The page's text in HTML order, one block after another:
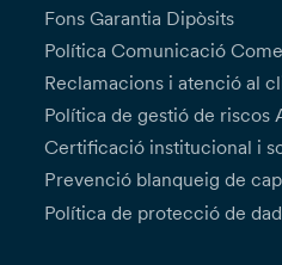
Fons Garantia Dipòsits
Política Comunicació
Reclamacions i atenció al
Política de gestió de riscos
Certificació institucional i
Prevenció blanqueig de
Política de protecció de